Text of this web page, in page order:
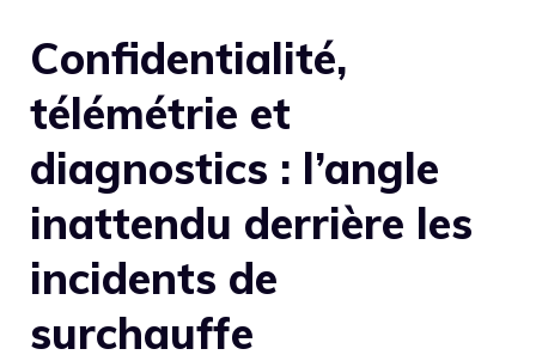
Confidentialité,
télémétrie et
diagnostics : l’angle
inattendu derrière les
incidents de
surchauffe